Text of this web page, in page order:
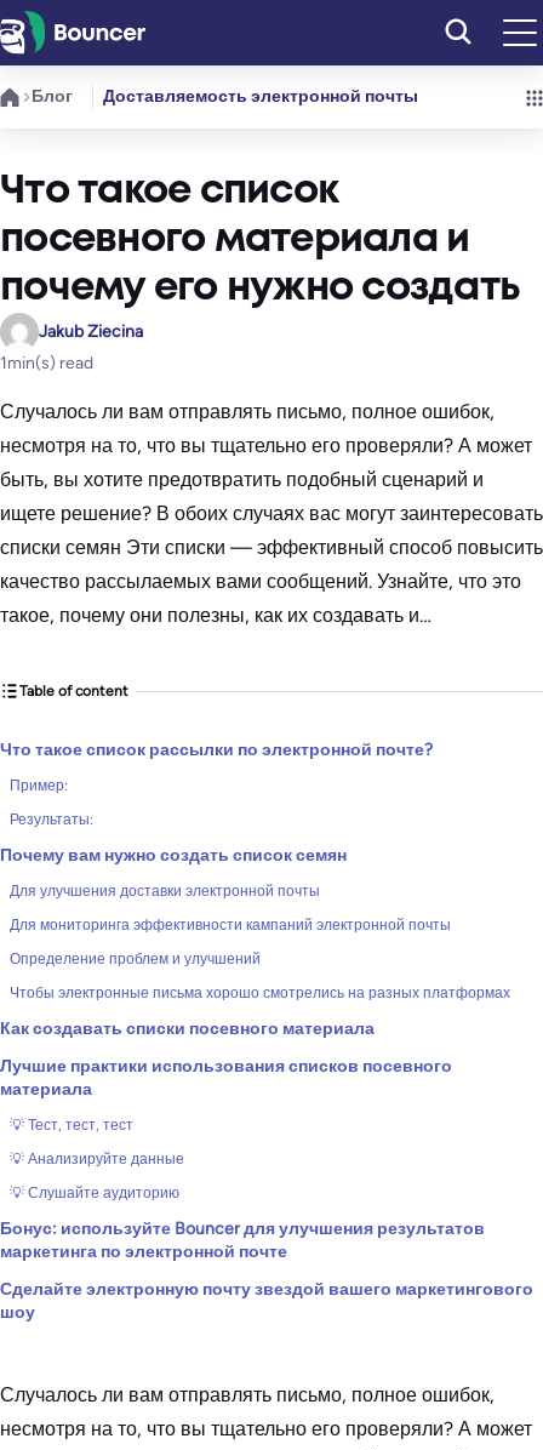
Перейти
к
содержимому
Блог Доставляемость электронной почты
Что такое список
посевного материала и
почему его нужно создать
Jakub Ziecina
1min(s) read
Случалось ли вам отправлять письмо, полное ошибок,
несмотря на то, что вы тщательно его проверяли? А может
быть, вы хотите предотвратить подобный сценарий и
ищете решение? В обоих случаях вас могут заинтересовать
списки семян Эти списки — эффективный способ повысить
качество рассылаемых вами сообщений. Узнайте, что это
такое, почему они полезны, как их создавать и…
Table of content
Что такое список рассылки по электронной почте?
Пример:
Результаты:
Почему вам нужно создать список семян
Для улучшения доставки электронной почты
Для мониторинга эффективности кампаний электронной почты
Определение проблем и улучшений
Чтобы электронные письма хорошо смотрелись на разных платформах
Как создавать списки посевного материала
Лучшие практики использования списков посевного
материала
💡 Тест, тест, тест
💡 Анализируйте данные
💡 Слушайте аудиторию
Бонус: используйте Bouncer для улучшения результатов
маркетинга по электронной почте
Сделайте электронную почту звездой вашего маркетингового
шоу
Случалось ли вам отправлять письмо, полное ошибок,
несмотря на то, что вы тщательно его проверяли? А может